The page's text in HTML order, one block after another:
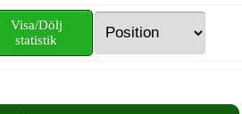
Visa/Dölj
statistik